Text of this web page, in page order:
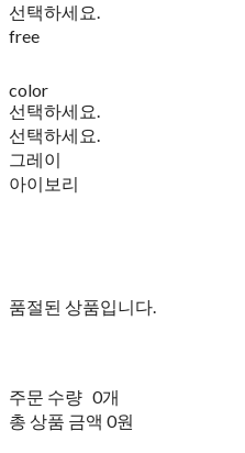
선택하세요.
free
color
선택하세요.
선택하세요.
그레이
아이보리
품절된 상품입니다.
주문 수량 0개
총 상품 금액 0원